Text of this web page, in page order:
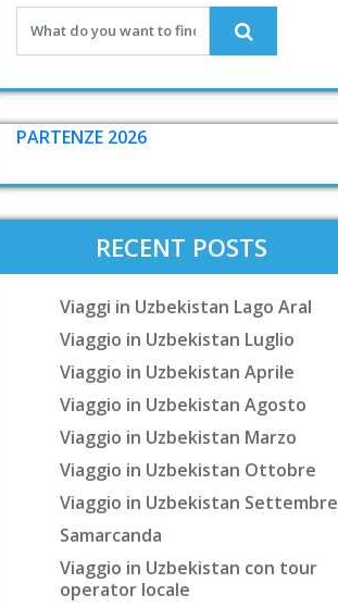
PARTENZE 2026
RECENT POSTS
Viaggi in Uzbekistan Lago Aral
Viaggio in Uzbekistan Luglio
Viaggio in Uzbekistan Aprile
Viaggio in Uzbekistan Agosto
Viaggio in Uzbekistan Marzo
Viaggio in Uzbekistan Ottobre
Viaggio in Uzbekistan Settembre
Samarcanda
Viaggio in Uzbekistan con tour
operator locale